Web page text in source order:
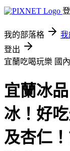
我的部落格 我
登出
宜蘭吃喝玩樂 國
宜蘭冰
冰！好
及杏仁